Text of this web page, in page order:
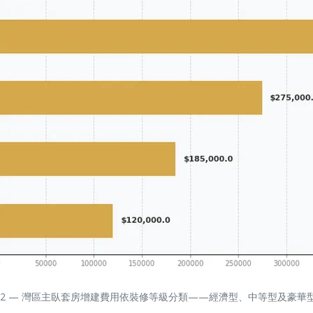
— 灣區主臥套房增建費用依裝修等級分類——經濟型、中等型及豪華